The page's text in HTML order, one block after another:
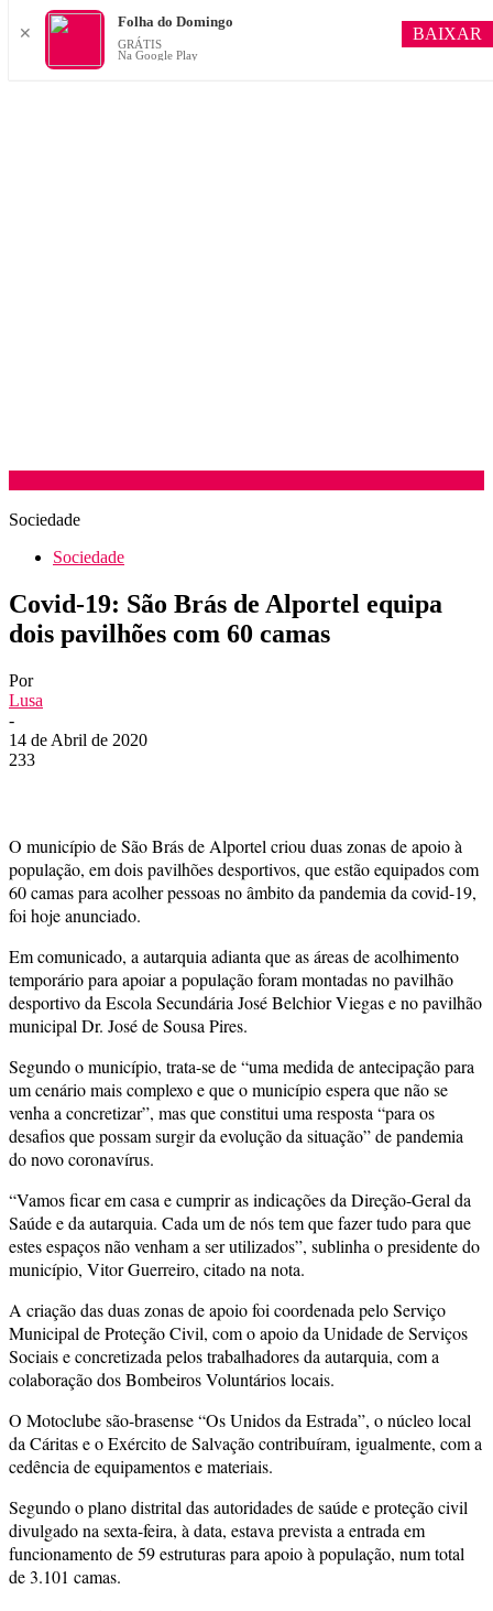
Sociedade
Sociedade
Covid-19: São Brás de Alportel equipa
dois pavilhões com 60 camas
Por
Lusa
-
14 de Abril de 2020
233
O município de São Brás de Alportel criou duas zonas de apoio à
população, em dois pavilhões desportivos, que estão equipados com
60 camas para acolher pessoas no âmbito da pandemia da covid-19,
foi hoje anunciado.
Em comunicado, a autarquia adianta que as áreas de acolhimento
temporário para apoiar a população foram montadas no pavilhão
desportivo da Escola Secundária José Belchior Viegas e no pavilhão
municipal Dr. José de Sousa Pires.
Segundo o município, trata-se de “uma medida de antecipação para
um cenário mais complexo e que o município espera que não se
venha a concretizar”, mas que constitui uma resposta “para os
desafios que possam surgir da evolução da situação” de pandemia
do novo coronavírus.
“Vamos ficar em casa e cumprir as indicações da Direção-Geral da
Saúde e da autarquia. Cada um de nós tem que fazer tudo para que
estes espaços não venham a ser utilizados”, sublinha o presidente do
município, Vitor Guerreiro, citado na nota.
A criação das duas zonas de apoio foi coordenada pelo Serviço
Municipal de Proteção Civil, com o apoio da Unidade de Serviços
Sociais e concretizada pelos trabalhadores da autarquia, com a
colaboração dos Bombeiros Voluntários locais.
O Motoclube são-brasense “Os Unidos da Estrada”, o núcleo local
da Cáritas e o Exército de Salvação contribuíram, igualmente, com a
cedência de equipamentos e materiais.
Segundo o plano distrital das autoridades de saúde e proteção civil
divulgado na sexta-feira, à data, estava prevista a entrada em
funcionamento de 59 estruturas para apoio à população, num total
de 3.101 camas.
✕
Folha do Domingo
GRÁTIS
Na Google Play
BAIXAR